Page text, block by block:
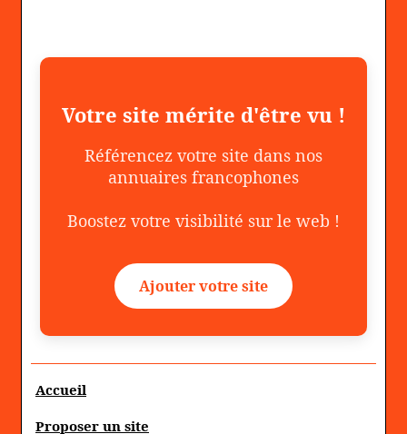
Votre site mérite d'être vu !
Référencez votre site dans nos
annuaires francophones
Boostez votre visibilité sur le web !
Ajouter votre site
Accueil
Proposer un site